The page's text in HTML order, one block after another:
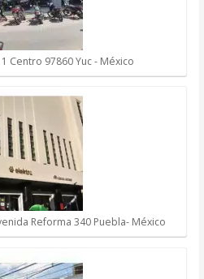
Centro 97860 Yuc - México
Reforma 340 Puebla- México